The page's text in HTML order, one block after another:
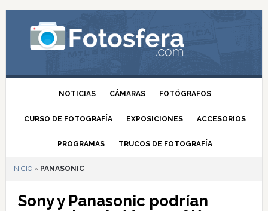
NOTICIAS CÁMARAS FOTÓGRAFOS
CURSO DE FOTOGRAFÍA EXPOSICIONES ACCESORIOS
PROGRAMAS TRUCOS DE FOTOGRAFÍA
INICIO» PANASONIC
Sony y Panasonic podrían